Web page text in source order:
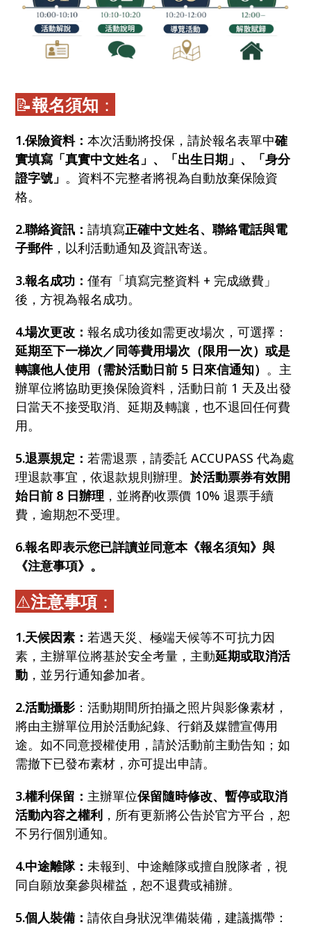
📝報名須知 ：
1.保險資料：本次活動將投保，請於報名表單中確
實填寫「真實中文姓名」、「出生日期」、「身分
證字號」 。資料不完整者將視為自動放棄保險資
格。
2.聯絡資訊：請填寫正確中文姓名、聯絡電話與電
子郵件，以利活動通知及資訊寄送。
3.報名成功：僅有「填寫完整資料 + 完成繳費」
後，方視為報名成功。
4.場次更改：報名成功後如需更改場次，可選擇：
延期至下一梯次／同等費用場次（限用一次）或是
轉讓他人使用（需於活動日前 5 日來信通知） 。主
辦單位將協助更換保險資料，活動日前 1 天及出發
日當天不接受取消、延期及轉讓，也不退回任何費
用。
5.退票規定：若需退票，請委託 ACCUPASS 代為處
理退款事宜，依退款規則辦理。於活動票券有效開
始日前 8 日辦理 ，並將酌收票價 10% 退票手續
費，逾期恕不受理。
6.報名即表示您已詳讀並同意本《報名須知》與
《注意事項》。
⚠️注意事項 ：
1.天候因素：若遇天災、極端天候等不可抗力因
素，主辦單位將基於安全考量，主動延期或取消活
動 ，並另行通知參加者。
2.活動攝影 ：活動期間所拍攝之照片與影像素材，
將由主辦單位用於活動紀錄、行銷及媒體宣傳用
途。如不同意授權使用，請於活動前主動告知；如
需撤下已發布素材，亦可提出申請。
3.權利保留： 主辦單位保留隨時修改、暫停或取消
活動內容之權利 ，所有更新將公告於官方平台，恕
不另行個別通知。
4.中途離隊：未報到、中途離隊或擅自脫隊者，視
同自願放棄參與權益，恕不退費或補辦。
5.個人裝備：請依自身狀況準備裝備，建議攜帶：